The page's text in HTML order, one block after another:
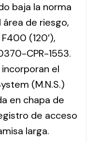
baja la norma
área de riesgo,
(120′),
CPR-1553.
incorporan el
(M.N.S.)
en chapa de
de acceso
larga.